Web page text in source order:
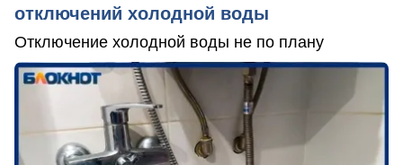
отключений холодной воды
Отключение холодной воды не по плану